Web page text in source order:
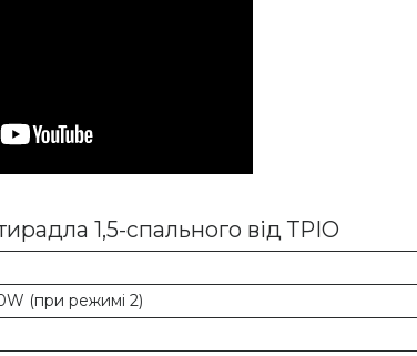
1,5-спального від ТРІО
(при режимі 2)